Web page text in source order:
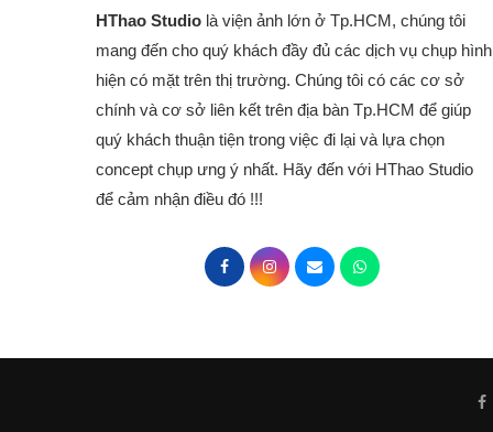
HThao Studio là viện ảnh lớn ở Tp.HCM, chúng tôi
mang đến cho quý khách đầy đủ các dịch vụ chụp hình
hiện có mặt trên thị trường. Chúng tôi có các cơ sở
chính và cơ sở liên kết trên địa bàn Tp.HCM để giúp
quý khách thuận tiện trong việc đi lại và lựa chọn
concept chụp ưng ý nhất. Hãy đến với HThao Studio
để cảm nhận điều đó !!!